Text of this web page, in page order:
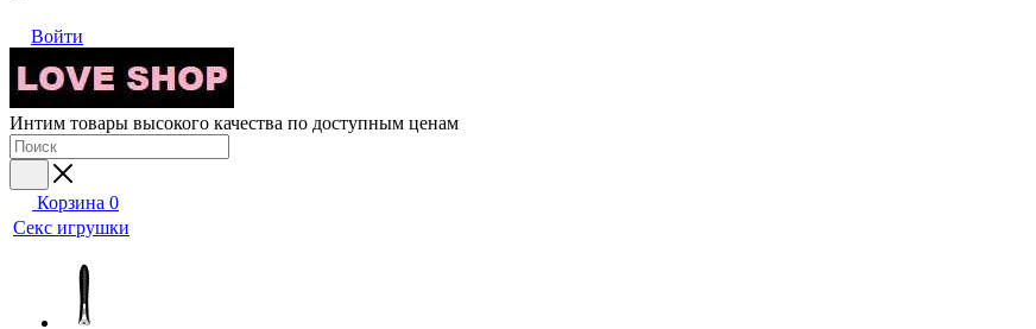
Войти
Интим товары высокого качества по доступным ценам
Корзина 0
Секс игрушки